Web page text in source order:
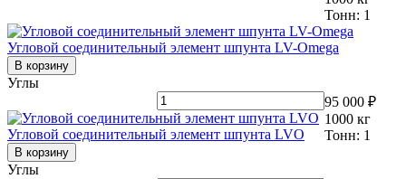
Тонн: 1
Угловой соединительный элемент шпунта LV-Omega
В корзину
Углы
95 000 ₽
1000 кг
Тонн: 1
Угловой соединительный элемент шпунта LVO
В корзину
Углы